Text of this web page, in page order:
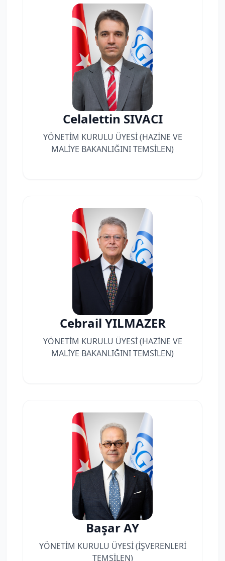
Celalettin SIVACI
YÖNETİM KURULU ÜYESİ (HAZİNE VE
MALİYE BAKANLIĞINI TEMSİLEN)
Cebrail YILMAZER
YÖNETİM KURULU ÜYESİ (HAZİNE VE
MALİYE BAKANLIĞINI TEMSİLEN)
Başar AY
YÖNETİM KURULU ÜYESİ (İŞVERENLERİ
TEMSİLEN)